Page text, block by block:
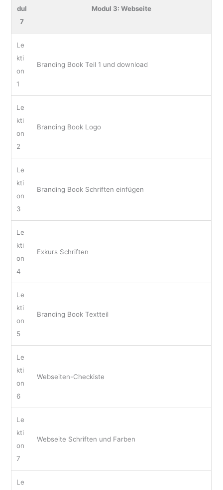
dul
7
Modul 3: Webseite
Le
kti
on
1
Branding Book Teil 1 und download
Le
kti
on
2
Branding Book Logo
Le
kti
on
3
Branding Book Schriften einfügen
Le
kti
on
4
Exkurs Schriften
Le
kti
on
5
Branding Book Textteil
Le
kti
on
6
Webseiten-Checkiste
Le
kti
on
7
Webseite Schriften und Farben
Le